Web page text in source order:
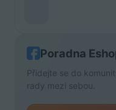
Poradna
Přidejte se do
rady mezi sebou.